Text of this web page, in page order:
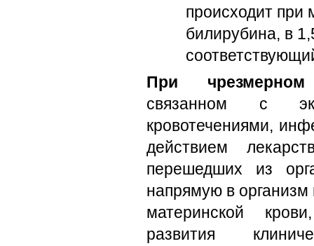
происходит при
билирубина, в
При чрезмерном
связанном с
кровотечениями,
действием
перешедших из
напрямую в организм
материнской
развития